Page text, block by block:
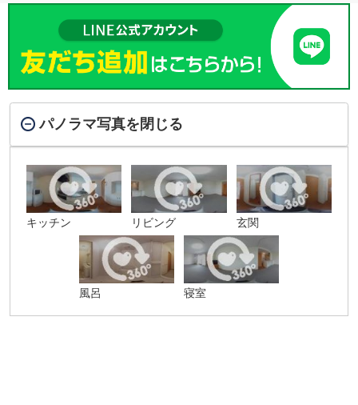
パノラマ写真を閉じる
キッチン リビング 玄関
風呂 寝室